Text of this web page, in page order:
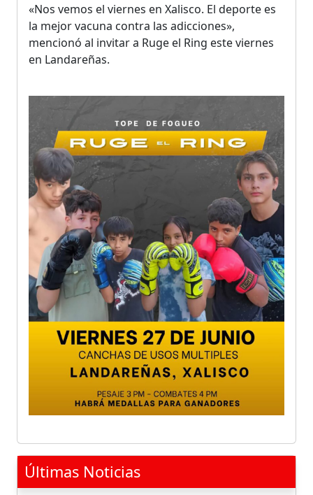
«Nos vemos el viernes en Xalisco. El deporte es
la mejor vacuna contra las adicciones»,
mencionó al invitar a Ruge el Ring este viernes
en Landareñas.
Últimas Noticias